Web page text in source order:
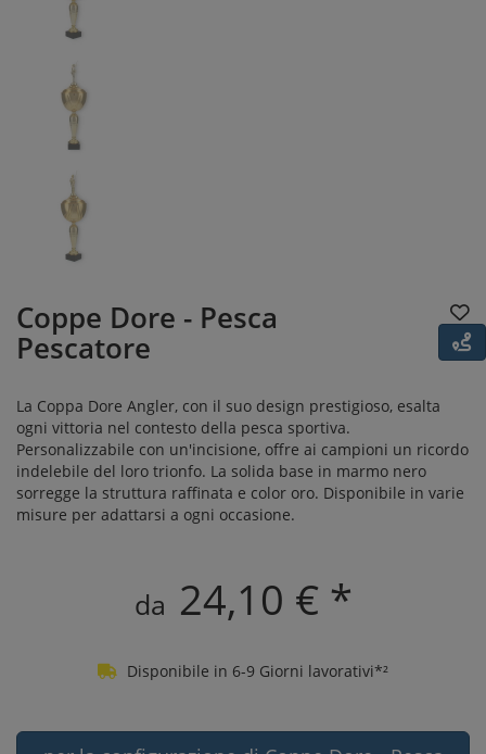
Coppe Dore - Pesca
Pescatore
La Coppa Dore Angler, con il suo design prestigioso, esalta
ogni vittoria nel contesto della pesca sportiva.
Personalizzabile con un'incisione, offre ai campioni un ricordo
indelebile del loro trionfo. La solida base in marmo nero
sorregge la struttura raffinata e color oro. Disponibile in varie
misure per adattarsi a ogni occasione.
da 24,10 € *
Disponibile in 6-9 Giorni lavorativi*²